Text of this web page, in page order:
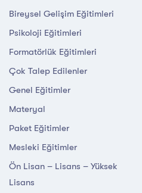
Bireysel Gelişim Eğitimleri
Psikoloji Eğitimleri
Formatörlük Eğitimleri
Çok Talep Edilenler
Genel Eğitimler
Materyal
Paket Eğitimler
Mesleki Eğitimler
Ön Lisan – Lisans – Yüksek
Lisans